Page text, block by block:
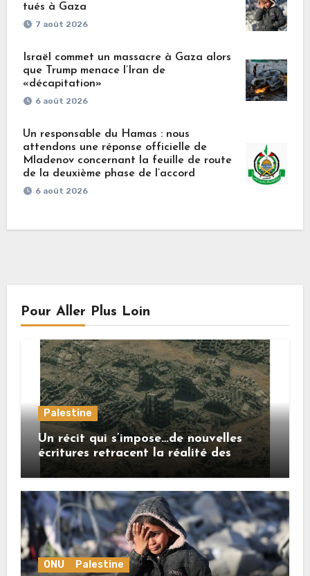
tués à Gaza
7 août 2026
Israël commet un massacre à Gaza alors
que Trump menace l’Iran de
«décapitation»
6 août 2026
Un responsable du Hamas : nous
attendons une réponse officielle de
Mladenov concernant la feuille de route
de la deuxième phase de l’accord
6 août 2026
Pour Aller Plus Loin
Palestine
Un récit qui s’impose…de nouvelles
écritures retracent la réalité des
crimes sionistes à Gaza
ONU Palestine